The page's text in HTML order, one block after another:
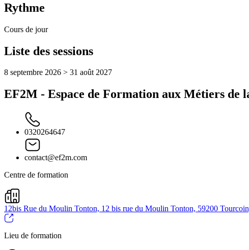
Rythme
Cours de jour
Liste des sessions
8 septembre 2026 > 31 août 2027
EF2M - Espace de Formation aux Métiers de
0320264647
contact@ef2m.com
Centre de formation
12bis Rue du Moulin Tonton, 12 bis rue du Moulin Tonton, 59200
Lieu de formation